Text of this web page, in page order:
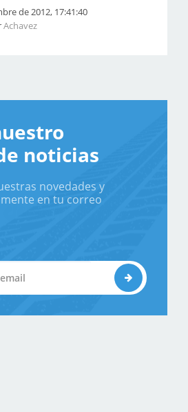
de 2012, 17:41:40
Achavez
noticias
novedades y
en tu correo